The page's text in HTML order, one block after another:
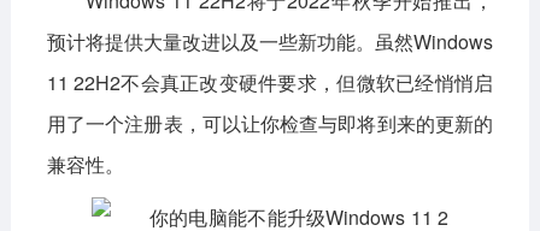
休闲益智 赛车竞速 冒险解谜
动作射击 经营策略 体育竞技
预计将提供大量改进以及一些新功能。虽然Windows
11 22H2不会真正改变硬件要求，但微软已经悄悄启
用了一个注册表，可以让你检查与即将到来的更新的
兼容性。